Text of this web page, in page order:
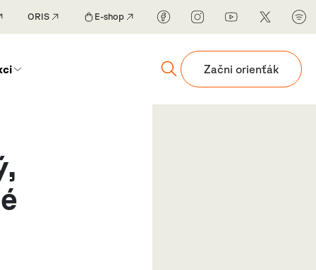
ORIS E-shop
Začni orienťák